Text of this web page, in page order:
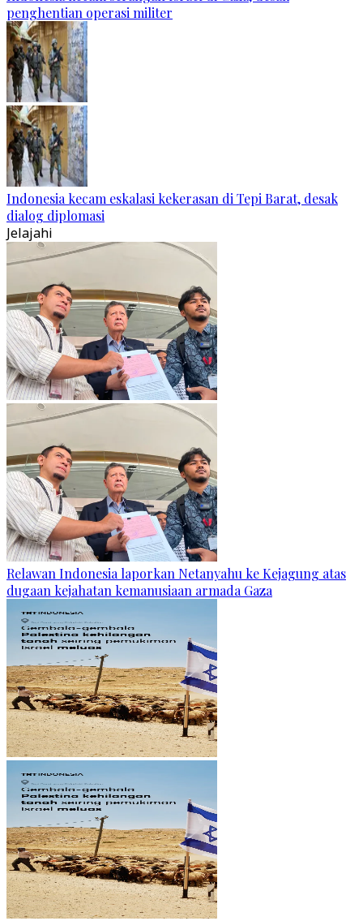
penghentian operasi militer
Indonesia kecam eskalasi kekerasan di Tepi Barat, desak
dialog diplomasi
Jelajahi
Relawan Indonesia laporkan Netanyahu ke Kejagung atas
dugaan kejahatan kemanusiaan armada Gaza